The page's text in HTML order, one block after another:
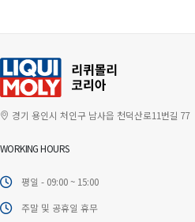
경기 용인시 처인구 남사읍 천덕산로11번길 77
WORKING HOURS
평일 - 09:00 ~ 15:00
주말 및 공휴일 휴무